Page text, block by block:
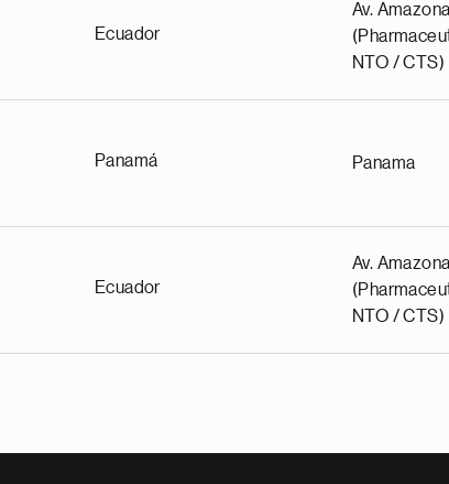
Ecuador
Av.
NTO / CTS)
Panamá Panama
Ecuador
Av.
NTO / CTS)